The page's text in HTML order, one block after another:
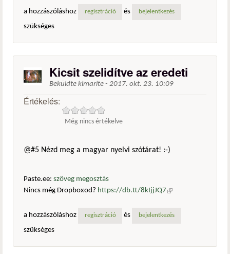
a hozzászóláshoz
regisztráció és bejelentkezés
szükséges
Kicsit szelidítve az eredeti
Beküldte kimarite - 2017. okt. 23. 10:09
Értékelés:
Még nincs értékelve
@#5 Nézd meg a magyar nyelvi szótárat! :-)
Paste.ee: szöveg megosztás
Nincs még Dropboxod? https://db.tt/8kIjjJQ7 (külső
a hozzászóláshoz
regisztráció és bejelentkezés
szükséges